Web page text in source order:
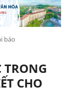
báo
CHO